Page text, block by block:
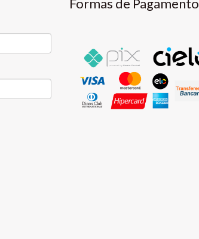
Formas de Pagamento